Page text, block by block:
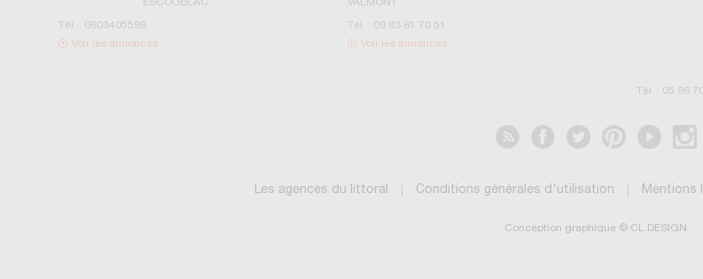
ESCOUBLAC
Tél. : 0603405598
Voir les annonces
VALMONT
Tél. : 09 83 61 70 51
Voir les annonces
Tél. : 05 96
Les agences du littoral Conditions générales d'utilisation Mentions
Conception graphique © CL DESIGN